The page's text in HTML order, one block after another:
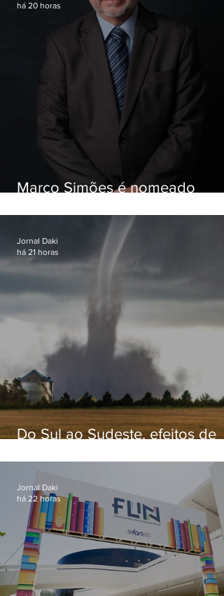
Marco Simões é nomeado
há 20 horas
Do Sul ao Sudeste, efeitos de
apreensão na população
Jornal Daki
há 21 horas
Jornal Daki
há 22 horas